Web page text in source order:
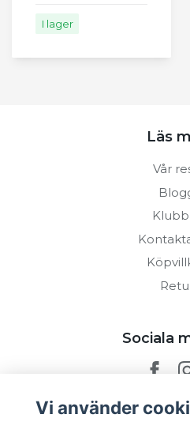
I lager
Läs
Vår
Sociala
Vi använder